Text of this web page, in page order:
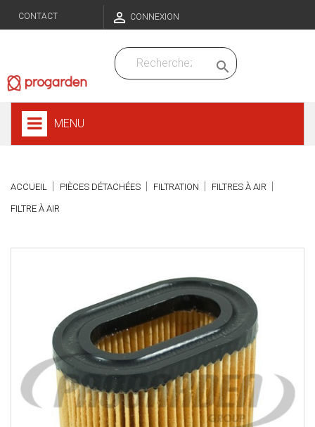
CONTACT  CONNEXION

MENU
ACCUEIL PIÈCES DÉTACHÉES FILTRATION FILTRES À AIR
FILTRE À AIR